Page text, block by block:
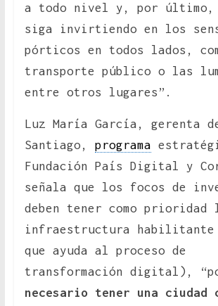
a todo nivel y, por último,
siga invirtiendo en los
pórticos en todos lados,
transporte público o las
entre otros lugares”.
Luz María García, gerenta
Santiago, programa
Fundación País Digital y
señala que los focos de
deben tener como prioridad
infraestructura
que ayuda al proceso de
transformación digital),
necesario tener una ciudad